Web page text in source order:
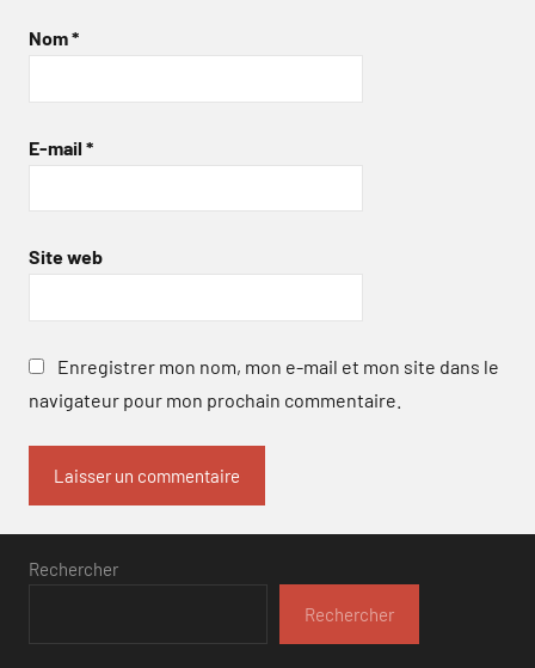
Nom*
E-mail *
Site web
Enregistrer mon nom, mon e-mail et mon site dans le
navigateur pour mon prochain commentaire.
Rechercher
Rechercher